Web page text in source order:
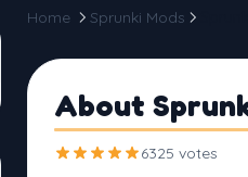
Home Sprunki Mods
About
6325 votes